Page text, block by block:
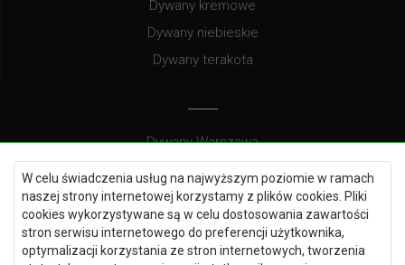
W celu świadczenia usług na najwyższym poziomie w ramach
naszej strony internetowej korzystamy z plików cookies. Pliki
cookies wykorzystywane są w celu dostosowania zawartości
stron serwisu internetowego do preferencji użytkownika,
optymalizacji korzystania ze stron internetowych, tworzenia
Dywany kremowe
Dywany niebieskie
Dywany terakota
Dywany Warszawa
Dywany Wrocław
Dywany Szczecin
Dywany Lublin